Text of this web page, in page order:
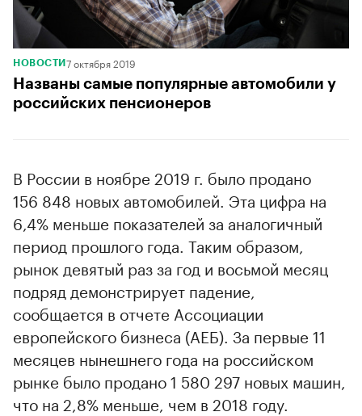
НОВОСТИ 7 октября 2019
Названы самые популярные автомобили у
российских пенсионеров
В России в ноябре 2019 г. было продано
156 848 новых автомобилей. Эта цифра на
6,4% меньше показателей за аналогичный
период прошлого года. Таким образом,
рынок девятый раз за год и восьмой месяц
подряд демонстрирует падение,
сообщается в отчете Ассоциации
европейского бизнеса (АЕБ). За первые 11
месяцев нынешнего года на российском
рынке было продано 1 580 297 новых машин,
что на 2,8% меньше, чем в 2018 году.